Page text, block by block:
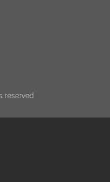
reserved